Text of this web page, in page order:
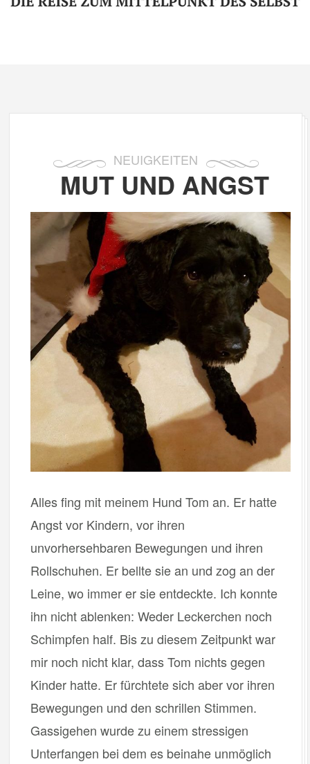
NEUIGKEITEN
MUT UND ANGST
Alles fing mit meinem Hund Tom an. Er hatte
Angst vor Kindern, vor ihren
unvorhersehbaren Bewegungen und ihren
Rollschuhen. Er bellte sie an und zog an der
Leine, wo immer er sie entdeckte. Ich konnte
ihn nicht ablenken: Weder Leckerchen noch
Schimpfen half. Bis zu diesem Zeitpunkt war
mir noch nicht klar, dass Tom nichts gegen
Kinder hatte. Er fürchtete sich aber vor ihren
Bewegungen und den schrillen Stimmen.
Gassigehen wurde zu einem stressigen
Unterfangen bei dem es beinahe unmöglich